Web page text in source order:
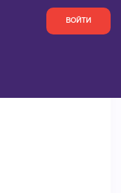
ВОЙТИ